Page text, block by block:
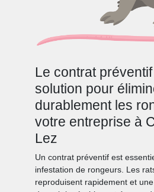
Le contrat
solution pour
durablement les
votre entreprise à
Lez
Un contrat préventif est
infestation de rongeurs. Les
reproduisent rapidement et